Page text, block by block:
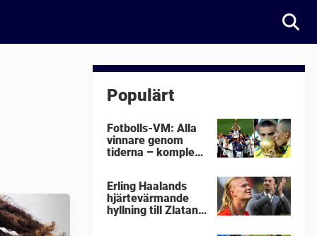
Populärt
Fotbolls-VM: Alla
vinnare genom
tiderna – komplett
Erling Haalands
hjärtevärmande
hyllning till Zlatan